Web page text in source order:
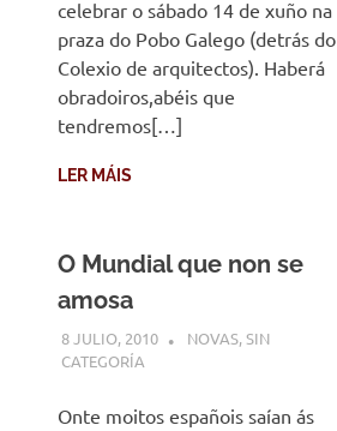
celebrar o sábado 14 de xuño na
praza do Pobo Galego (detrás do
Colexio de arquitectos). Haberá
obradoiros,abéis que
tendremos[…]
LER MÁIS
O Mundial que non se
amosa
8 JULIO, 2010 DESARROLLO
NOVAS,SIN
CATEGORÍA
Onte moitos españois saían ás